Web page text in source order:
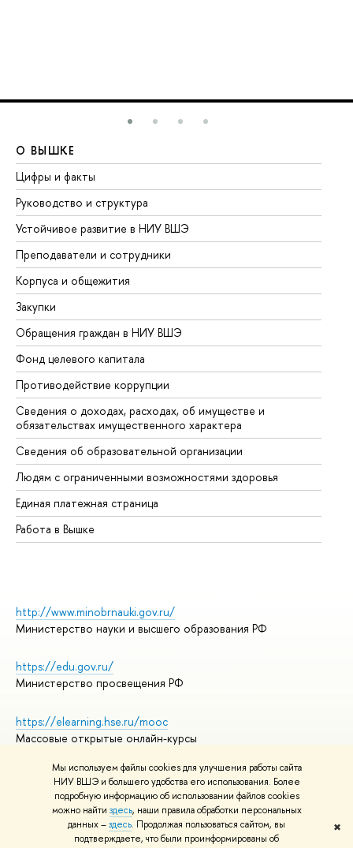
Мы используем файлы cookies для улучшения работы сайта
НИУ ВШЭ и большего удобства его использования. Более
подробную информацию об использовании файлов cookies
можно найти здесь, наши правила обработки персональных
данных –здесь. Продолжая пользоваться сайтом, вы
подтверждаете, что были проинформированы об
✖
О ВЫШКЕ
Цифры и факты
Руководство и структура
Устойчивое развитие в НИУ ВШЭ
Преподаватели и сотрудники
Корпуса и общежития
Закупки
Обращения граждан в НИУ ВШЭ
Фонд целевого капитала
Противодействие коррупции
Сведения о доходах, расходах, об имуществе и
обязательствах имущественного характера
Сведения об образовательной организации
Людям с ограниченными возможностями здоровья
Единая платежная страница
Работа в Вышке
http://www.minobrnauki.gov.ru/
Министерство науки и высшего образования РФ
https://edu.gov.ru/
Министерство просвещения РФ
https://elearning.hse.ru/mooc
Массовые открытые онлайн-курсы
© НИУ ВШЭ 1993–2026
Адреса и контакты
Условия использования материалов
Политика конфиденциальности